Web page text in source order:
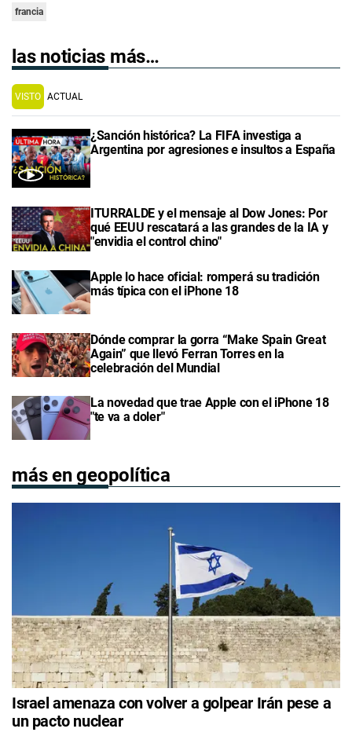
francia
las noticias más…
VISTO ACTUAL
¿Sanción histórica? La FIFA investiga a
Argentina por agresiones e insultos a España
ITURRALDE y el mensaje al Dow Jones: Por
qué EEUU rescatará a las grandes de la IA y
"envidia el control chino"
Apple lo hace oficial: romperá su tradición
más típica con el iPhone 18
Dónde comprar la gorra “Make Spain Great
Again” que llevó Ferran Torres en la
celebración del Mundial
La novedad que trae Apple con el iPhone 18
"te va a doler"
más en geopolítica
Israel amenaza con volver a golpear Irán pese a
un pacto nuclear